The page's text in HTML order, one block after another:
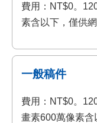
費用：NT$0。
素含以下，僅供網
一般稿件
費用：NT$0。
畫素600萬像素含